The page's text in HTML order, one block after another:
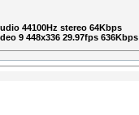
44100Hz stereo 64Kbps
9 448x336 29.97fps 636Kbps